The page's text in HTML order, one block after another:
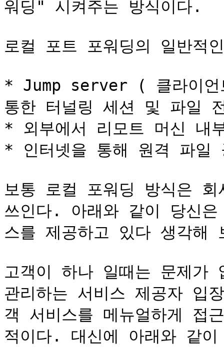
워딩" 시켜주는 방식이다.
로컬 포트 ​​포워딩의 일반적
* Jump server ( 클라이언
통한 터널링 세션 및 파일
* 외부에서 리모트 머신 내
* 인터넷을 통해 원격 파일
보통 로컬 포워딩 방식은
쓰인다. 아래와 같이 당신은
스를 제공하고 있다 생각해
고객이 하나 일때는 문제가
관리하는 서비스 제공자 입
객 서비스를 메뉴얼하게 접
적이다. 대신에 아래와 같